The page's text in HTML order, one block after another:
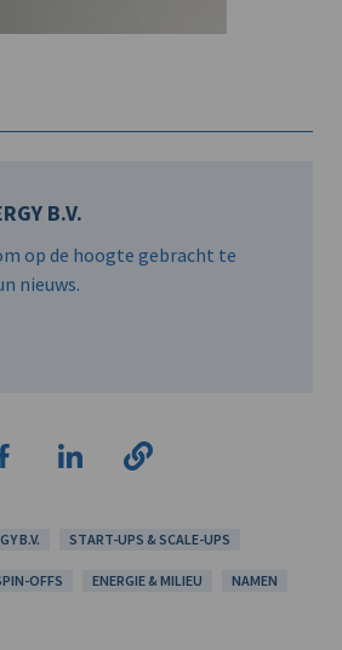
B.V.
op de hoogte gebracht te
nieuws.
B.V. START-UPS & SCALE-UPS
OFFS ENERGIE & MILIEU NAMEN